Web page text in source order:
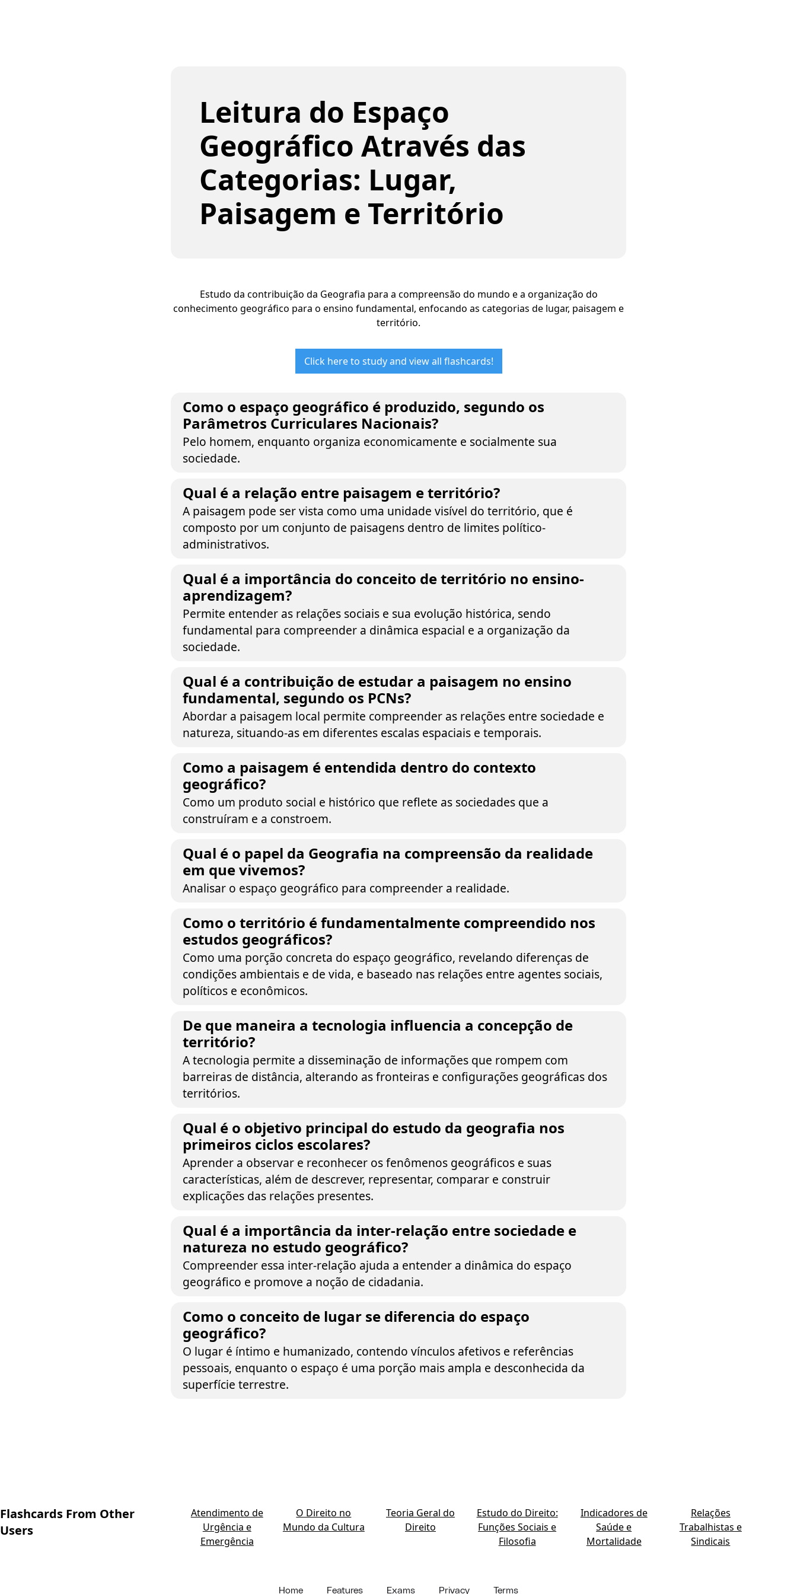
Leitura do Espaço
Geográfico Através das
Categorias: Lugar,
Paisagem e Território
Estudo da contribuição da Geografia para a compreensão do mundo e a organização do
conhecimento geográfico para o ensino fundamental, enfocando as categorias de lugar, paisagem e
território.
Click here to study and view all flashcards!
Como o espaço geográfico é produzido, segundo os
Parâmetros Curriculares Nacionais?
Pelo homem, enquanto organiza economicamente e socialmente sua
sociedade.
Qual é a relação entre paisagem e território?
A paisagem pode ser vista como uma unidade visível do território, que é
composto por um conjunto de paisagens dentro de limites político-
administrativos.
Qual é a importância do conceito de território no ensino-
aprendizagem?
Permite entender as relações sociais e sua evolução histórica, sendo
fundamental para compreender a dinâmica espacial e a organização da
sociedade.
Qual é a contribuição de estudar a paisagem no ensino
fundamental, segundo os PCNs?
Abordar a paisagem local permite compreender as relações entre sociedade e
natureza, situando-as em diferentes escalas espaciais e temporais.
Como a paisagem é entendida dentro do contexto
geográfico?
Como um produto social e histórico que reflete as sociedades que a
construíram e a constroem.
Qual é o papel da Geografia na compreensão da realidade
em que vivemos?
Analisar o espaço geográfico para compreender a realidade.
Como o território é fundamentalmente compreendido nos
estudos geográficos?
Como uma porção concreta do espaço geográfico, revelando diferenças de
condições ambientais e de vida, e baseado nas relações entre agentes sociais,
políticos e econômicos.
De que maneira a tecnologia influencia a concepção de
território?
A tecnologia permite a disseminação de informações que rompem com
barreiras de distância, alterando as fronteiras e configurações geográficas dos
territórios.
Qual é o objetivo principal do estudo da geografia nos
primeiros ciclos escolares?
Aprender a observar e reconhecer os fenômenos geográficos e suas
características, além de descrever, representar, comparar e construir
explicações das relações presentes.
Qual é a importância da inter-relação entre sociedade e
natureza no estudo geográfico?
Compreender essa inter-relação ajuda a entender a dinâmica do espaço
geográfico e promove a noção de cidadania.
Como o conceito de lugar se diferencia do espaço
geográfico?
O lugar é íntimo e humanizado, contendo vínculos afetivos e referências
pessoais, enquanto o espaço é uma porção mais ampla e desconhecida da
superfície terrestre.
Flashcards From Other
Users
Atendimento de
Urgência e
Emergência
O Direito no
Mundo da Cultura
Teoria Geral do
Direito
Estudo do Direito:
Funções Sociais e
Filosofia
Indicadores de
Saúde e
Mortalidade
Relações
Trabalhistas e
Sindicais
Home Features Exams Privacy Terms